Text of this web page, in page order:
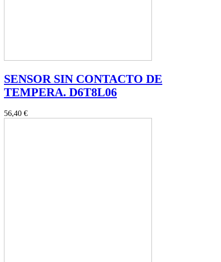
SENSOR SIN CONTACTO DE
TEMPERA. D6T8L06
56,40 €